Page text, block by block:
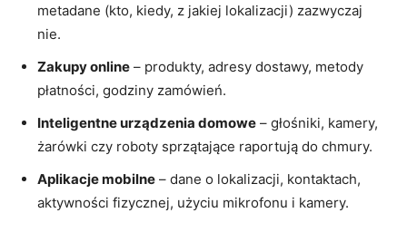
metadane (kto, kiedy, z jakiej lokalizacji) zazwyczaj
nie.
Zakupy online – produkty, adresy dostawy, metody
płatności, godziny zamówień.
Inteligentne urządzenia domowe – głośniki, kamery,
żarówki czy roboty sprzątające raportują do chmury.
Aplikacje mobilne – dane o lokalizacji, kontaktach,
aktywności fizycznej, użyciu mikrofonu i kamery.